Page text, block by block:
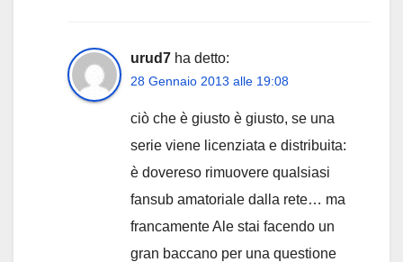
urud7 ha detto:
28 Gennaio 2013 alle 19:08
ciò che è giusto è giusto, se una
serie viene licenziata e distribuita:
è dovereso rimuovere qualsiasi
fansub amatoriale dalla rete… ma
francamente Ale stai facendo un
gran baccano per una questione